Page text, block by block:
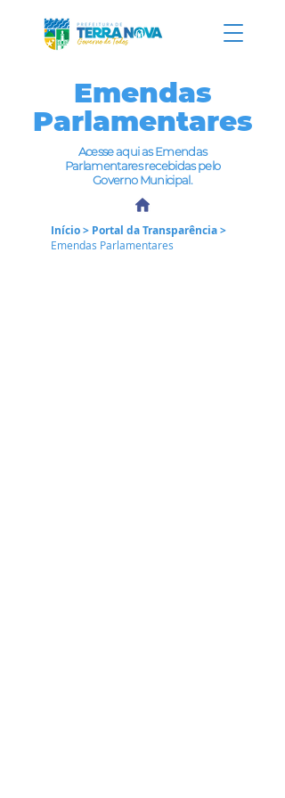
Emendas
Parlamentares
Acesse aqui as Emendas
Parlamentares recebidas pelo
Governo Municipal.
Início> Portal da Transparência>
Emendas Parlamentares